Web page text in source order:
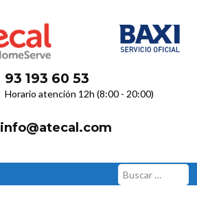
93 193 60 53
Horario atención 12h (8:00 - 20:00)
info@atecal.com
Buscar: